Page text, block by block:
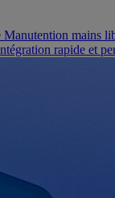
Manutention mains
rapide et